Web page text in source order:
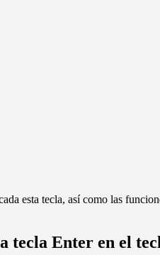
esta tecla, así como las
tecla Enter en el